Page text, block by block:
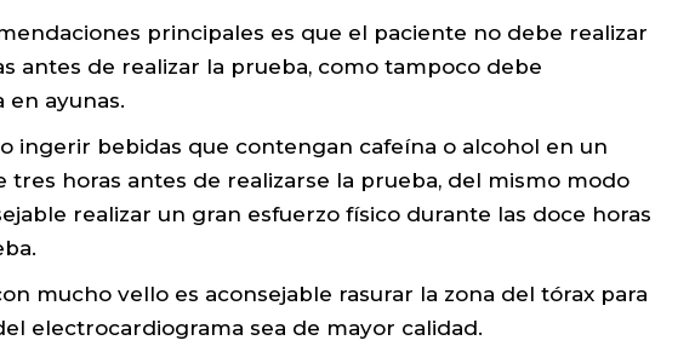
principales es que el paciente no debe realizar
antes de realizar la prueba, como tampoco debe
en ayunas.
ingerir bebidas que contengan cafeína o alcohol en un
tres horas antes de realizarse la prueba, del mismo modo
realizar un gran esfuerzo físico durante las doce horas
mucho vello es aconsejable rasurar la zona del tórax para
electrocardiograma sea de mayor calidad.